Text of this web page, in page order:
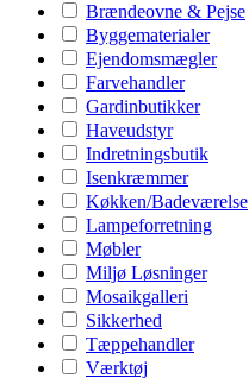
Brændeovne & Pejse
Byggematerialer
Ejendomsmægler
Farvehandler
Gardinbutikker
Haveudstyr
Indretningsbutik
Isenkræmmer
Køkken/Badeværelse
Lampeforretning
Møbler
Miljø Løsninger
Mosaikgalleri
Sikkerhed
Tæppehandler
Værktøj